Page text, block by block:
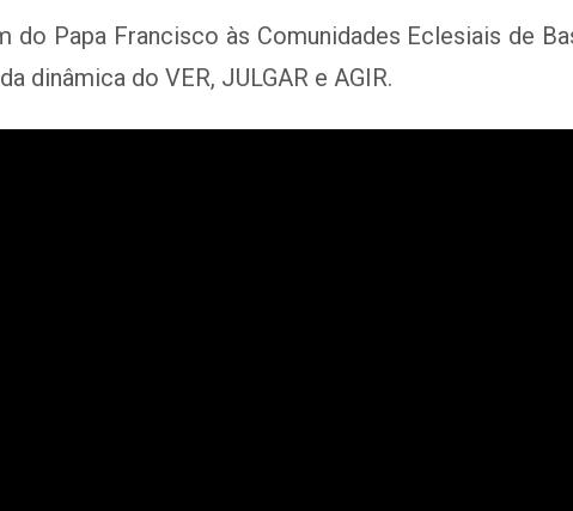
do Papa Francisco às Comunidades Eclesiais de
dinâmica do VER, JULGAR e AGIR.